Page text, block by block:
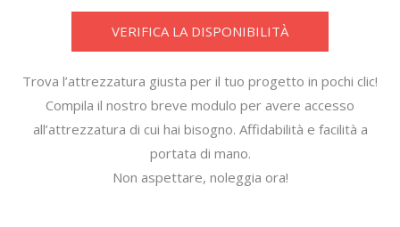
VERIFICA LA DISPONIBILITÀ
Trova l’attrezzatura giusta per il tuo progetto in pochi clic!
Compila il nostro breve modulo per avere accesso
all’attrezzatura di cui hai bisogno. Affidabilità e facilità a
portata di mano.
Non aspettare, noleggia ora!